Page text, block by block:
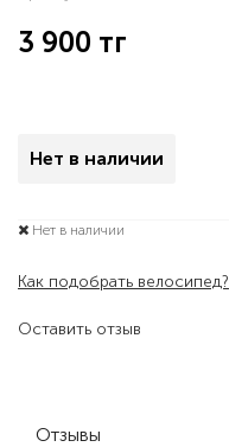
Оставить отзыв
3 900 тг
Нет в наличии
Нет в наличии
Как подобрать велосипед?
Отзывы